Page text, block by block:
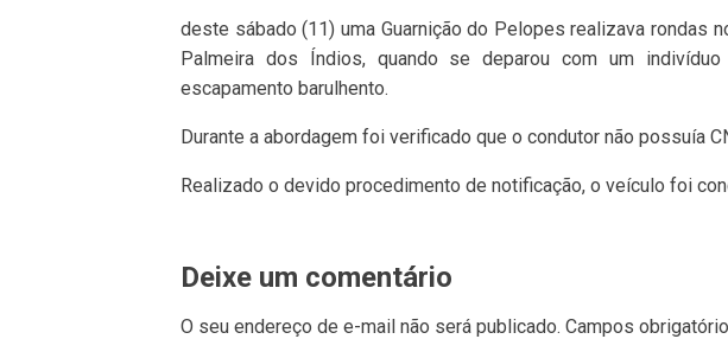
deste sábado (11) uma Guarnição do Pelopes realizava rondas
Palmeira dos Índios, quando se deparou com um
escapamento barulhento.
Durante a abordagem foi verificado que o condutor não possuía
Realizado o devido procedimento de notificação, o veículo foi
Deixe um comentário
O seu endereço de e-mail não será publicado. Campos